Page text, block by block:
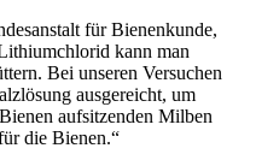
für Bienenkunde,
kann man
Bei unseren Versuchen
ausgereicht, um
aufsitzenden Milben
die Bienen.“